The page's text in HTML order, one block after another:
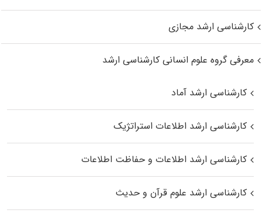
کارشناسی ارشد مجازی
معرفی گروه علوم انسانی کارشناسی ارشد
کارشناسی ارشد آماد
کارشناسی ارشد اطلاعات استراتژیک
کارشناسی ارشد اطلاعات و حفاظت اطلاعات
کارشناسی ارشد علوم قرآن و حدیث